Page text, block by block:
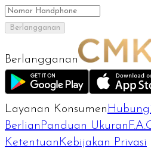
Berlangganan
Berlangganan
Layanan Konsumen
Berlian Panduan Ukuran
Ketentuan Kebijakan Privasi